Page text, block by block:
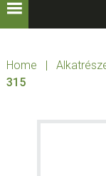
Home |
315